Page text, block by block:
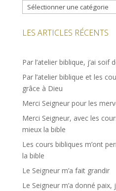
Catégories
LES ARTICLES RÉCENTS
Par l’atelier biblique, j’ai soif
Par l’atelier biblique et les
grâce à Dieu
Merci Seigneur pour les
Merci Seigneur, avec les
mieux la bible
Les cours bibliques m’ont
la bible
Le Seigneur m’a fait grandir
Le Seigneur m’a donné paix,